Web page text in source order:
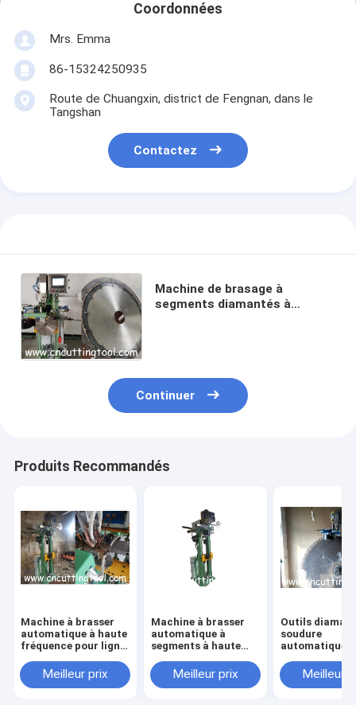
Coordonnées
Mrs. Emma
86-15324250935
Route de Chuangxin, district de Fengnan, dans le
Tangshan
Contactez
Machine de brasage à
segments diamantés à
Continuer
Produits Recommandés
Machine à brasser
automatique à haute
fréquence pour ligne
lames de scie à
diamants
Meilleur prix
Machine à brasser
automatique à
segments à haute
électrique
Meilleur prix
Outils
soudure
automatique
de brossage,
machine de
Meilleur